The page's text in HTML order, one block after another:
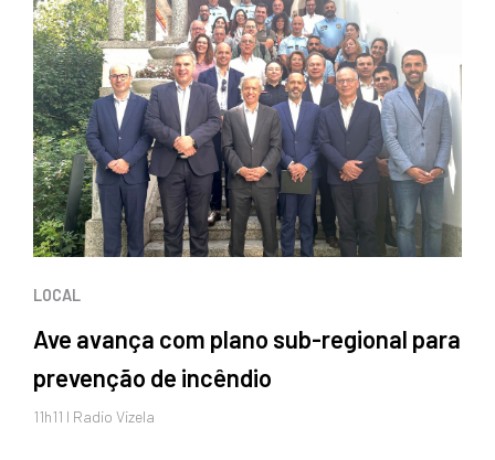
LOCAL
Ave avança com plano sub-regional para
prevenção de incêndio
11h11 I Radio Vizela